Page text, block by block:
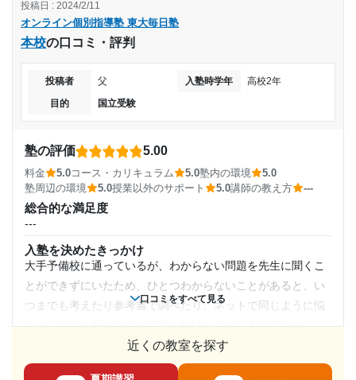
トさせていただきます。
今後も何かお困りごとやご相談がありましたらいつでも
ご連絡いただけますと幸いでございます。
能性がございますので、詳しくは塾にお問い合わせください。
通塾頻度
月額料金
10,000円〜30,000円
目的の達成理由
現在高校2年生のため、まだ目標に向かって勉強を続け
ています。未達成なのはそのためですが、達成できると
2024年2月〜通塾中 (投稿日時点)
入塾時の学年
高校1年
1日あたりの授業時間
---
料金
どんな教科でも教えてくれてとてもいいと思うけど4万7千円
は少し高いかなと思いました。
今のコースは面談の時でしか質問は出来ませんが私は困って
いないので満足しています。
塾内の環境
私はオンラインのコースで、実際に塾に行ってる訳ではない
訳では無いので環境については分からない
授業以外のサポート
(相談・面談、家庭学習のサポート、授業以外のコミュニケーション等)
私が寝てしまって勉強が全然出来てない時も優しく声がけを
利用詳細
口コミをすべて見る
オンライン個別指導塾 東大毎日塾
本校の口コミ・評判
投稿日 : 2024/2/11
投稿者 父 入塾時学年
高校2年
目的
国立受験
塾の評価 5.00
料金 5.0コース・カリキュラム 5.0塾内の環境
5.0
塾周辺の環境
5.0授業以外のサポート 5.0講師の教え方 ---
総合的な満足度
---
入塾を決めたきっかけ
大手予備校に通っているが、わからない問題を先生に聞くこ
とができずにいたため、ひとつわからないことがあると、い
つまでも考えたり参考書で調べたり、ネットで同じように悩
た。東大毎日塾のメンターさんは、毎日声をかけてくれて、
親身になってくださるので、ちょっとした質問もすぐに解決
近くの教室を探す